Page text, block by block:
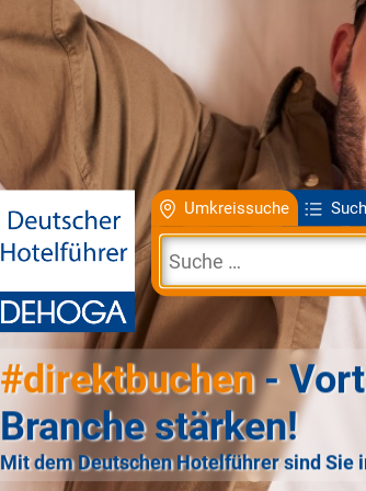
Umkreissuche
#direktbuchen-
Branche stärken!
Mit dem Deutschen Hotelführer sind Sie